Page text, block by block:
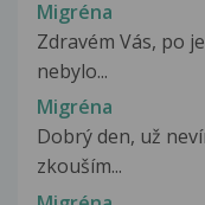
Migréna
Zdravém Vás, po
nebylo...
Migréna
Dobrý den, už
zkouším...